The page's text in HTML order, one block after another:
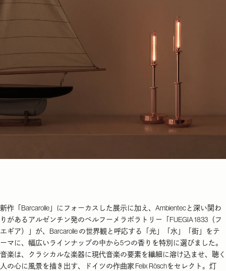
新作「Barcarolle」にフォーカスした展示に加え、Ambientecと深い関わ
りがあるアルゼンチン発のペルフーメラボラトリー「FUEGIA 1833（フ
エギア）」が、Barcarolle の世界観と呼応する「光」「水」「街」をテ
ーマに、幅広いラインナップの中から5つの香りを特別に選びました。
音楽は、クラシカルな楽器に現代音楽の要素を繊細に溶け込ませ、聴く
人の心に風景を描き出す、ドイツの作曲家 Felix Röschをセレクト。灯